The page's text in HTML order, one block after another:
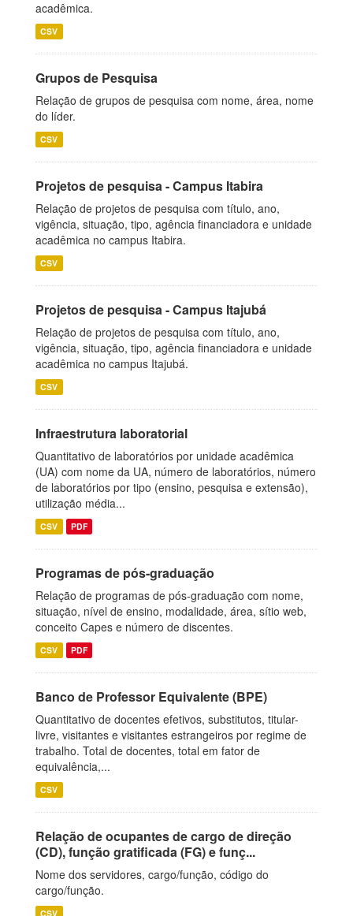
acadêmica.
CSV
Grupos de Pesquisa
Relação de grupos de pesquisa com nome, área, nome
do líder.
CSV
Projetos de pesquisa - Campus Itabira
Relação de projetos de pesquisa com título, ano,
vigência, situação, tipo, agência financiadora e unidade
acadêmica no campus Itabira.
CSV
Projetos de pesquisa - Campus Itajubá
Relação de projetos de pesquisa com título, ano,
vigência, situação, tipo, agência financiadora e unidade
acadêmica no campus Itajubá.
CSV
Infraestrutura laboratorial
Quantitativo de laboratórios por unidade acadêmica
(UA) com nome da UA, número de laboratórios, número
de laboratórios por tipo (ensino, pesquisa e extensão),
utilização média...
CSV PDF
Programas de pós-graduação
Relação de programas de pós-graduação com nome,
situação, nível de ensino, modalidade, área, sítio web,
conceito Capes e número de discentes.
CSV PDF
Banco de Professor Equivalente (BPE)
Quantitativo de docentes efetivos, substitutos, titular-
livre, visitantes e visitantes estrangeiros por regime de
trabalho. Total de docentes, total em fator de
equivalência,...
CSV
Relação de ocupantes de cargo de direção
(CD), função gratificada (FG) e funç...
Nome dos servidores, cargo/função, código do
cargo/função.
CSV